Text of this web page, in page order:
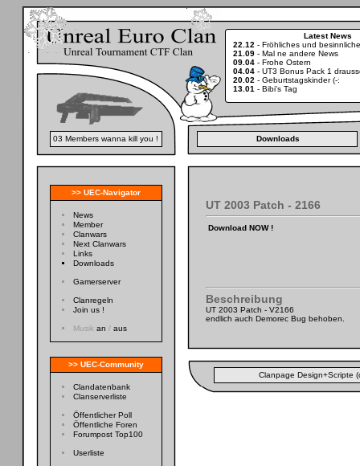
Latest News
22.12 - Fröhliches und
21.09- Mal ne andere News
09.04- Frohe Ostern
04.04- UT3 Bonus Pack 1
20.02 - Geburtstagskinder (-:
13.01 - Bibi's Tag
03 Members wanna kill you ! Downloads
>> UEC-Navigator
News
Member
Clanwars
Next Clanwars
Links
Downloads
Gamerserver
Clanregeln
Join us !
Musik an / aus
>> UEC-Community
Clandatenbank
Clanserverliste
Öffentlicher Poll
Öffentliche Foren
Forumpost Top100
Userliste
UT 2003 Patch - 2166
Download NOW !
Beschreibung
UT 2003 Patch - V2166
endlich auch Demorec Bug behoben.
Clanpage Design+Scripte